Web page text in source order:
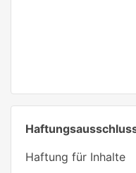
Haftung für Inhalte